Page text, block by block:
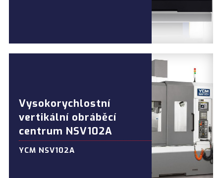
Vysokorychlostní
vertikální obráběcí
centrum NSV102A
YCM NSV102A